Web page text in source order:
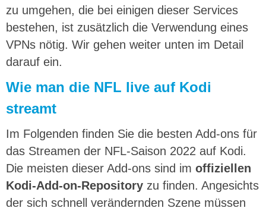
zu umgehen, die bei einigen dieser Services
bestehen, ist zusätzlich die Verwendung eines
VPNs nötig. Wir gehen weiter unten im Detail
darauf ein.
Wie man die NFL live auf Kodi
streamt
Im Folgenden finden Sie die besten Add-ons für
das Streamen der NFL-Saison 2022 auf Kodi.
Die meisten dieser Add-ons sind im offiziellen
Kodi-Add-on-Repository zu finden. Angesichts
der sich schnell verändernden Szene müssen